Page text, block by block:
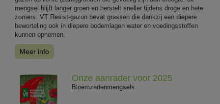
mengsel blijft langer groen en herstelt sneller tijdens droge en hete
zomers. VT Resist-gazon bevat grassen die dankzij een diepere
beworteling ook in diepere bodemlagen water en voedingsstoffen
kunnen opnemen.
Meer info
Onze aanrader voor 2025
Bloemzadenmengsels